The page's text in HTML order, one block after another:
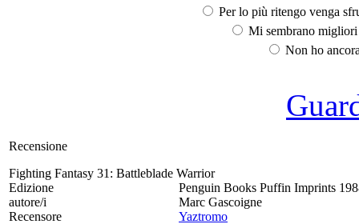
Per lo più ritengo venga
Mi sembrano
Non ho
Recensione
Fighting Fantasy 31: Battleblade Warrior
Edizione
Penguin Books Puffin Imprints
autore/i
Marc Gascoigne
Recensore
Yaztromo